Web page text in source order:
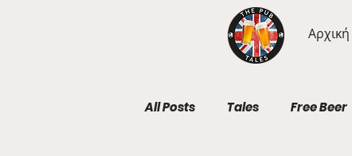
Αρχική
All Posts Tales Free Beer